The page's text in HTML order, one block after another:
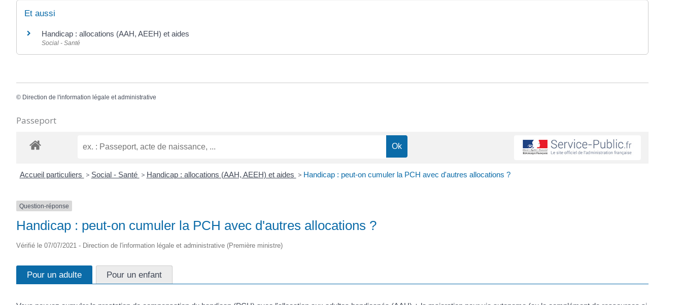
Et aussi
Handicap : allocations (AAH, AEEH) et aides
Social - Santé
© Direction de l'information légale et administrative
Passeport
Accueil particuliers > Social - Santé > Handicap : allocations (AAH, AEEH) et aides > Handicap : peut-on cumuler la PCH avec d'autres allocations ?
Question-réponse
Handicap : peut-on cumuler la PCH avec d'autres allocations ?
Vérifié le 07/07/2021 - Direction de l'information légale et administrative (Première ministre)
Pour un adulte Pour un enfant